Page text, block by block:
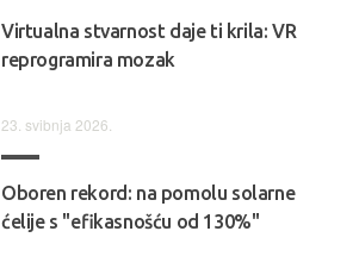
Virtualna stvarnost daje ti krila: VR
reprogramira mozak
23. svibnja 2026.
Oboren rekord: na pomolu solarne
ćelije s "efikasnošću od 130%"